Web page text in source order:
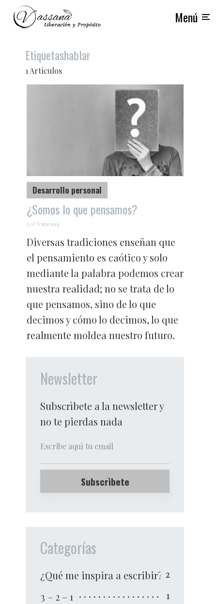
Menú
Etiquetashablar
1 Artículos
Desarrollo personal
¿Somos lo que pensamos?
porVanessa
Diversas tradiciones enseñan que
el pensamiento es caótico y solo
mediante la palabra podemos crear
nuestra realidad; no se trata de lo
que pensamos, sino de lo que
decimos y cómo lo decimos, lo que
realmente moldea nuestro futuro.
Newsletter
Subscrìbete a la newsletter y
no te pierdas nada
Categorías
¿Qué me inspira a escribir? 2
3 – 2 – 1 1